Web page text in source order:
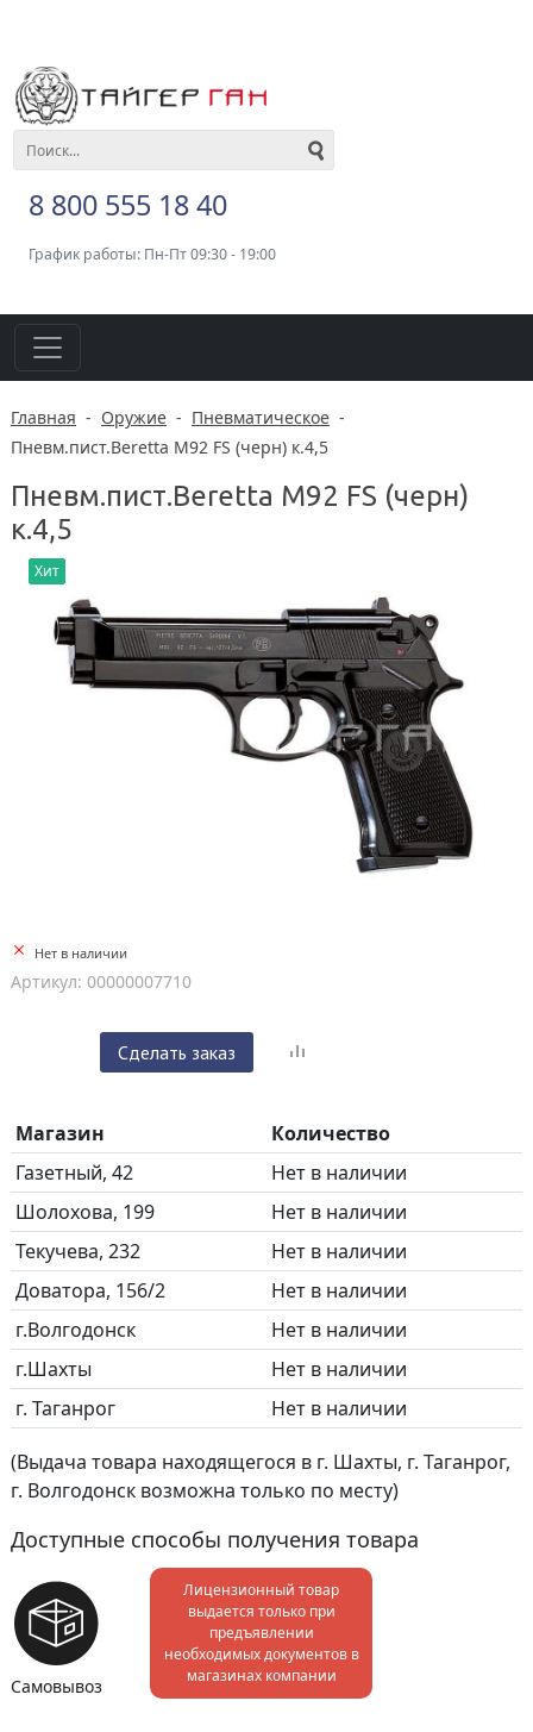
8 800 555 18 40
График работы: Пн-Пт 09:30 - 19:00
Главная - Оружие - Пневматическое -
Пневм.пист.Beretta M92 FS (черн) к.4,5
Пневм.пист.Beretta M92 FS (черн)
к.4,5
Хит
Нет в наличии
Артикул: 00000007710
Сделать заказ
Магазин
Количество
Газетный, 42
Нет в наличии
Шолохова, 199
Нет в наличии
Текучева, 232
Нет в наличии
Доватора, 156/2
Нет в наличии
г.Волгодонск
Нет в наличии
г.Шахты
Нет в наличии
г. Таганрог
Нет в наличии
(Выдача товара находящегося в г. Шахты, г. Таганрог,
г. Волгодонск возможна только по месту)
Доступные способы получения товара
Самовывоз
Лицензионный товар
выдается только при
предъявлении
необходимых документов в
магазинах компании